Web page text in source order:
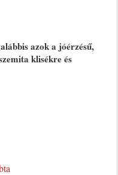
azok a jóérzésű,
klisékre és